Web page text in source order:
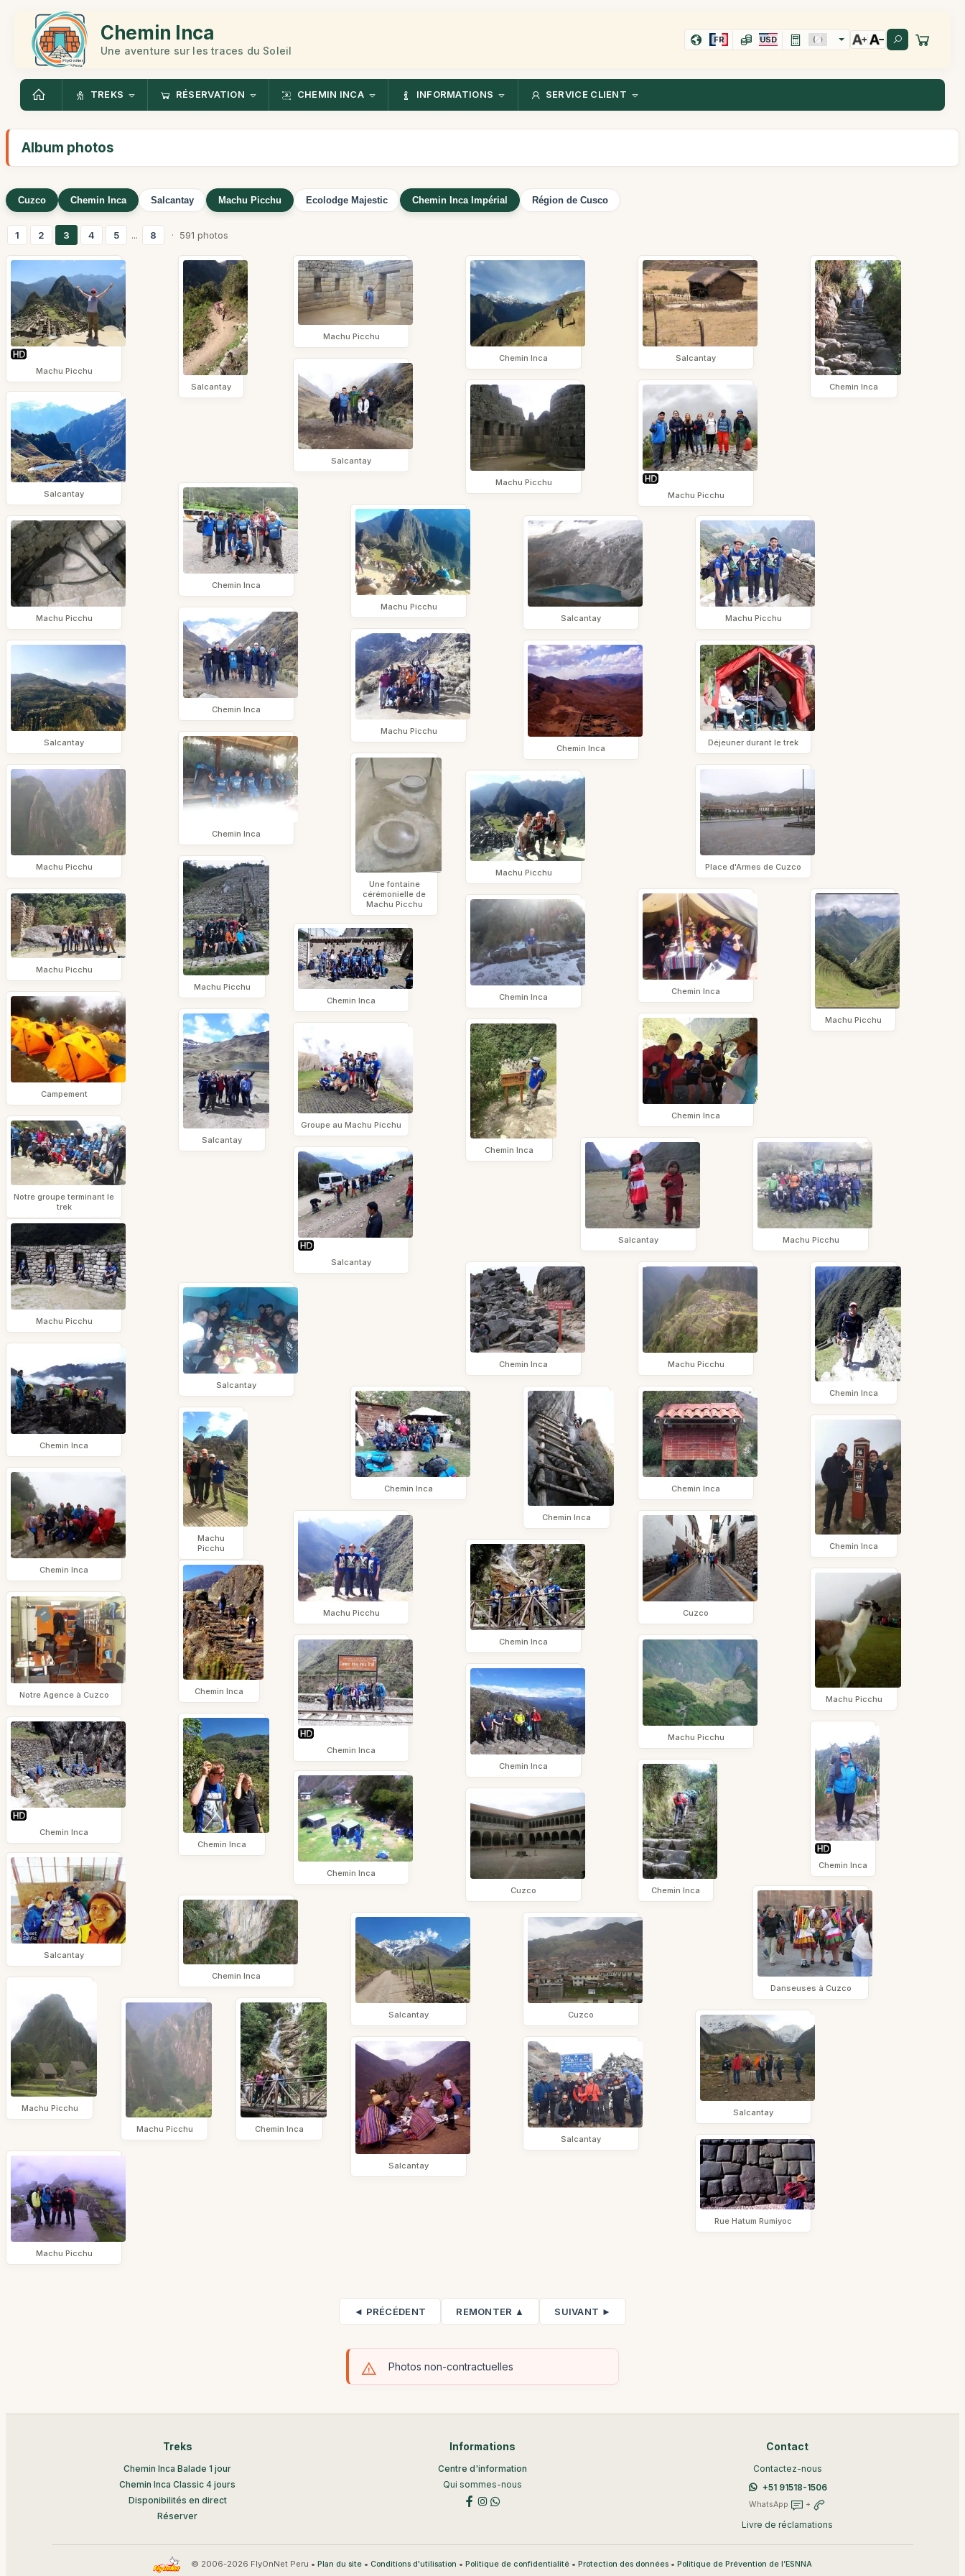
Chemin Inca
Une aventure sur les traces du Soleil
FR USD
TREKS RÉSERVATION CHEMIN INCA INFORMATIONS SERVICE CLIENT
Album photos
Cuzco Chemin Inca Salcantay Machu Picchu Ecolodge Majestic Chemin Inca Impérial Région de Cusco
1 2 3 4 5 ... 8 · 591 photos
Machu Picchu
Salcantay
Machu Picchu
Chemin Inca Salcantay
Salcantay
Machu Picchu
Machu Picchu
Salcantay
Chemin Inca
Machu Picchu
Machu Picchu
Salcantay
Chemin Inca
Machu Picchu
Chemin Inca
Machu Picchu
Salcantay
Chemin Inca
Déjeuner durant le trek
Chemin Inca
Une fontaine
cérémonielle de
Machu Picchu
Machu Picchu Place d'Armes de Cuzco
Machu Picchu
Machu Picchu
Machu Picchu
Chemin Inca
Chemin Inca
Chemin Inca
Campement
Chemin Inca
Machu Picchu
Salcantay
Chemin Inca
Groupe au Machu Picchu
Notre groupe terminant le
trek
Salcantay Machu Picchu
Salcantay
Machu Picchu
Chemin Inca Machu Picchu
Salcantay
Chemin Inca
Chemin Inca
Chemin Inca
Chemin Inca
Chemin Inca
Machu
Picchu
Chemin Inca
Machu Picchu Cuzco
Chemin Inca
Chemin Inca
Notre Agence à Cuzco Chemin Inca
Chemin Inca
Machu Picchu
Machu Picchu
Chemin Inca
Chemin Inca
Chemin Inca
Chemin Inca
Chemin Inca
Chemin Inca
Cuzco
Salcantay
Danseuses à Cuzco
Chemin Inca
Salcantay Cuzco
Machu Picchu
Machu Picchu Chemin Inca
Salcantay
Salcantay
Salcantay
Rue Hatum Rumiyoc
Machu Picchu
◄ PRÉCÉDENT REMONTER ▲ SUIVANT ►
Photos non-contractuelles
Treks
Chemin Inca Balade 1 jour
Chemin Inca Classic 4 jours
Disponibilités en direct
Réserver
Informations
Centre d'information
Qui sommes-nous
Contact
Contactez-nous
+51 91518-1506
WhatsApp +
Livre de réclamations
© 2006-2026 FlyOnNet Peru • Plan du site• Conditions d'utilisation • Politique de confidentialité• Protection des données• Politique de Prévention de l’ESNNA